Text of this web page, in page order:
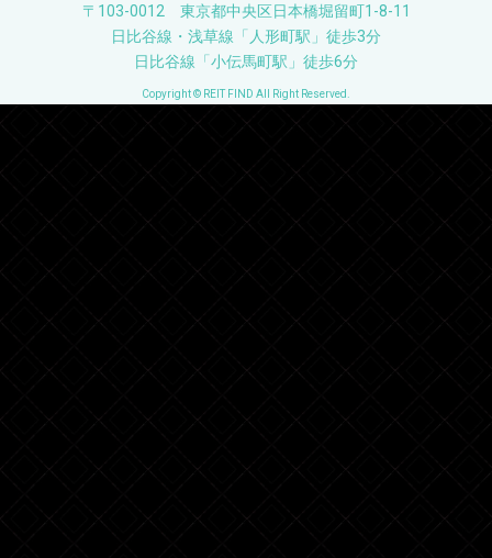
〒103-0012 東京都中央区日本橋堀留町1-8-11
日比谷線・浅草線「人形町駅」徒歩3分
日比谷線「小伝馬町駅」徒歩6分
Copyright © REIT FIND All Right Reserved.